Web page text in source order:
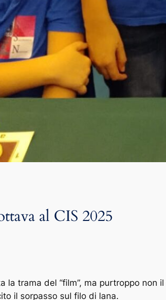
al CIS 2025
la trama del “film”, ma purtroppo
il sorpasso sul filo di lana.